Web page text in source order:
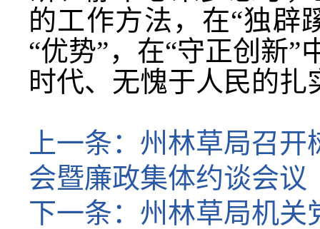
的工作方法，在“独辟
“优势”，在“守正创新
时代、无愧于人民的
上一条： 州林草局召开
会暨廉政集体约谈会议
下一条： 州林草局机关